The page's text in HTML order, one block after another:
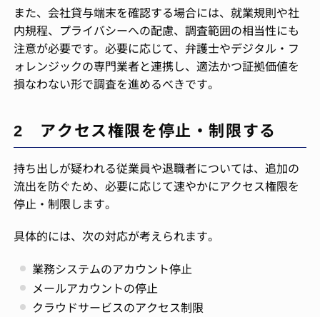
また、会社貸与端末を確認する場合には、就業規則や社
内規程、プライバシーへの配慮、調査範囲の相当性にも
注意が必要です。必要に応じて、弁護士やデジタル・フ
ォレンジックの専門業者と連携し、適法かつ証拠価値を
損なわない形で調査を進めるべきです。
2 アクセス権限を停止・制限する
持ち出しが疑われる従業員や退職者については、追加の
流出を防ぐため、必要に応じて速やかにアクセス権限を
停止・制限します。
具体的には、次の対応が考えられます。
業務システムのアカウント停止
メールアカウントの停止
クラウドサービスのアクセス制限